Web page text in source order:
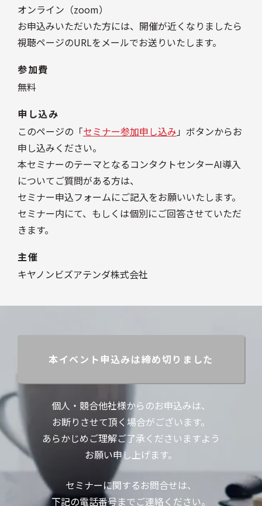
オンライン（zoom）
お申込みいただいた方には、開催が近くなりましたら
視聴ページのURLをメールでお送りいたします。
参加費
無料
申し込み
このページの「セミナー参加申し込み 」ボタンからお
申し込みください。
本セミナーのテーマとなるコンタクトセンターAI導入
についてご質問がある方は、
セミナー申込フォームにご記入をお願いいたします。
セミナー内にて、もしくは個別にご回答させていただ
きます。
主催
キヤノンビズアテンダ株式会社
本イベント申込みは締め切りました
個人・競合他社様からのお申込みは、
お断りさせて頂く場合がございます。
あらかじめご理解ご了承くださいますよう
お願い申し上げます。
セミナーに関するお問合せは、
下記の電話番号までご連絡ください。